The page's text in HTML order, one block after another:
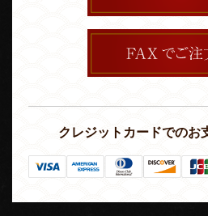
クレジットカードでのお